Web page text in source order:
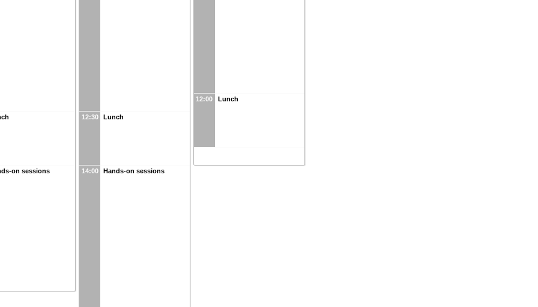
on sessions
12:30 Lunch
14:00 Hands-on sessions
12:00 Lunch